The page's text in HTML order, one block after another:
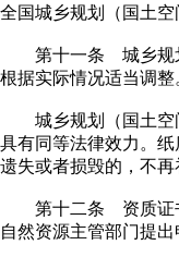
全国城乡规划（国土空
第十一条 城乡规划
根据实际情况适当调整
城乡规划（国土空间
具有同等法律效力。
遗失或者损毁的，不再
第十二条 资质证书
自然资源主管部门提